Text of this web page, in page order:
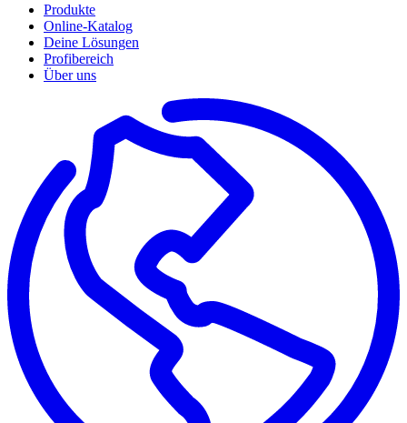
Produkte
Online-Katalog
Deine Lösungen
Profibereich
Über uns